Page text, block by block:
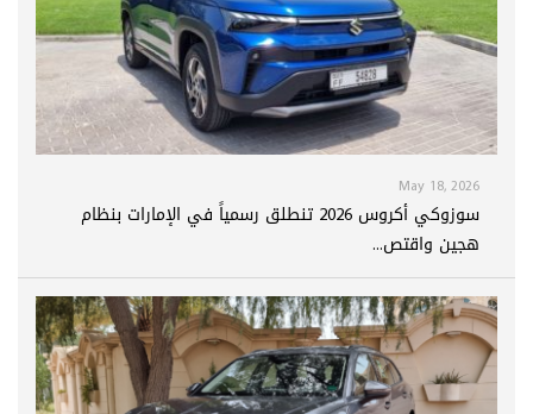
May 18, 2026
سوزوكي أكروس 2026 تنطلق رسمياً في الإمارات بنظام
هجين واقتص...